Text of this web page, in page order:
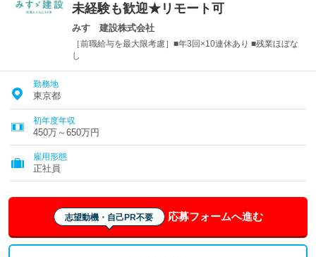
未経験も歓迎★リモート可
みすゞ建設株式会社
［前職給与を最大限考慮］■年3回×10連休あり ■残業ほぼな
し
勤務地
東京都
初年度年収
450万～650万円
雇用形態
正社員
志望動機・自己PR不要 応募フォームへ進む